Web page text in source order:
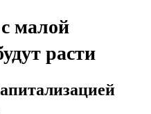
малой
расти